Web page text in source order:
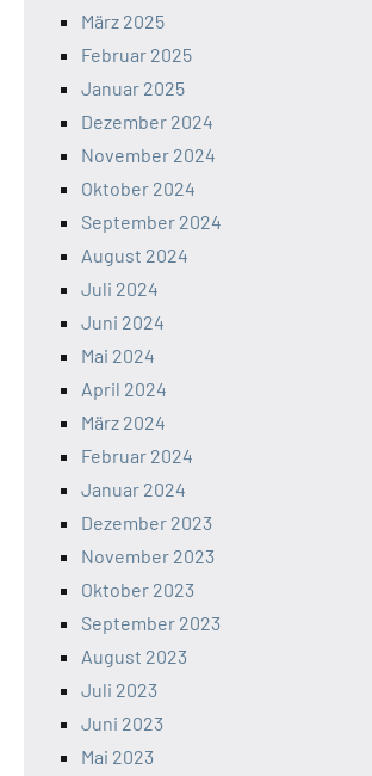
März 2025
Februar 2025
Januar 2025
Dezember 2024
November 2024
Oktober 2024
September 2024
August 2024
Juli 2024
Juni 2024
Mai 2024
April 2024
März 2024
Februar 2024
Januar 2024
Dezember 2023
November 2023
Oktober 2023
September 2023
August 2023
Juli 2023
Juni 2023
Mai 2023